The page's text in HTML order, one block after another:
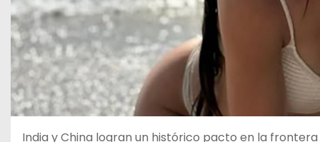
India y China logran un histórico pacto en la